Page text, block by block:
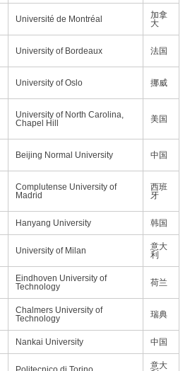
Université de Montréal
加拿
大
University of Bordeaux 法国
University of Oslo 挪威
University of North Carolina,
Chapel Hill
美国
Beijing Normal University 中国
Complutense University of
Madrid
西班
牙
Hanyang University 韩国
University of Milan
意大
利
Eindhoven University of
Technology
荷兰
Chalmers University of
Technology
瑞典
Nankai University 中国
意大